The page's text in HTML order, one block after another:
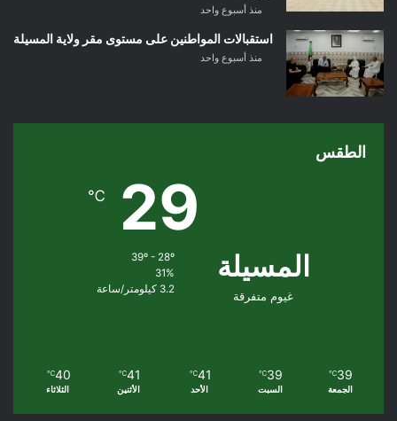
منذ أسبوع واحد
استقبالات المواطنين على مستوى مقر ولاية المسيلة
منذ أسبوع واحد
الطقس
المسيلة
غيوم متفرقة
29
℃
39º - 28º
31%
3.2 كيلومتر/ساعة
39
℃
الجمعة
39
℃
السبت
41
℃
الأحد
41
℃
الأثنين
40
℃
الثلاثاء